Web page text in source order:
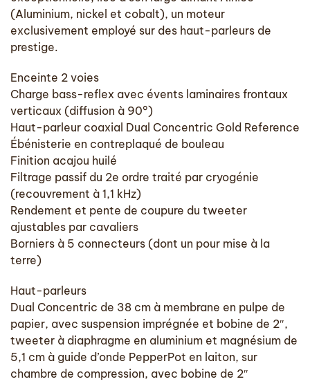
(Aluminium, nickel et cobalt), un moteur
exclusivement employé sur des haut-parleurs de
prestige.
Enceinte 2 voies
Charge bass-reflex avec évents laminaires frontaux
verticaux (diffusion à 90°)
Haut-parleur coaxial Dual Concentric Gold Reference
Ébénisterie en contreplaqué de bouleau
Finition acajou huilé
Filtrage passif du 2e ordre traité par cryogénie
(recouvrement à 1,1 kHz)
Rendement et pente de coupure du tweeter
ajustables par cavaliers
Borniers à 5 connecteurs (dont un pour mise à la
terre)
Haut-parleurs
Dual Concentric de 38 cm à membrane en pulpe de
papier, avec suspension imprégnée et bobine de 2″,
tweeter à diaphragme en aluminium et magnésium de
5,1 cm à guide d’onde PepperPot en laiton, sur
chambre de compression, avec bobine de 2″